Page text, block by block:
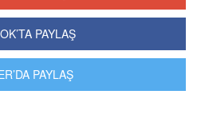
PAYLAŞ
PAYLAŞ